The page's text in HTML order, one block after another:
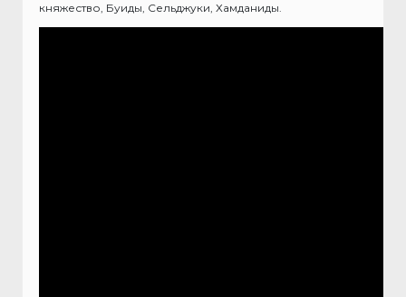
княжество, Буиды, Сельджуки, Хамданиды.